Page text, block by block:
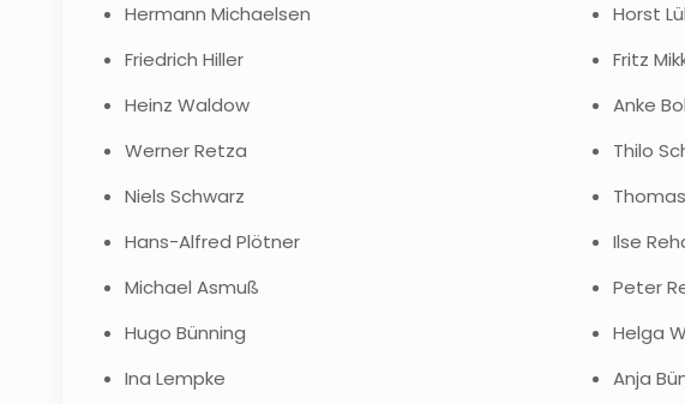
Hermann Michaelsen
Friedrich Hiller
Heinz Waldow
Werner Retza
Niels Schwarz
Hans-Alfred Plötner
Michael Asmuß
Hugo Bünning
Ina Lempke
Horst
Fritz
Anke
Thilo
Ilse
Peter
Helga
Anja